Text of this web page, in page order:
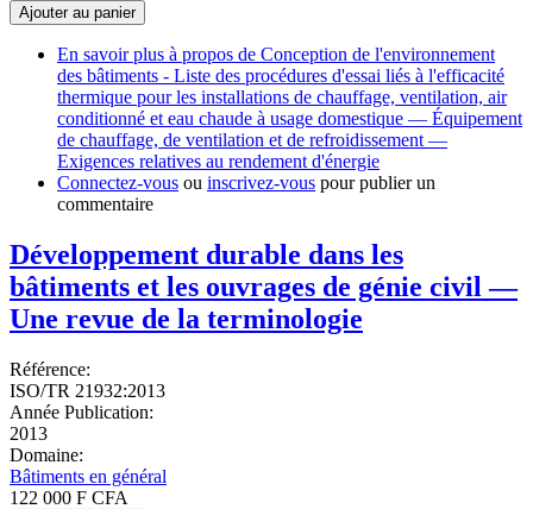
Ajouter au panier
En savoir plus à propos de Conception de l'environnement
des bâtiments - Liste des procédures d'essai liés à l'efficacité
thermique pour les installations de chauffage, ventilation, air
conditionné et eau chaude à usage domestique — Équipement
de chauffage, de ventilation et de refroidissement —
Exigences relatives au rendement d'énergie
Connectez-vous ou inscrivez-vous pour publier un
commentaire
Développement durable dans les
bâtiments et les ouvrages de génie civil —
Une revue de la terminologie
Référence:
ISO/TR 21932:2013
Année Publication:
2013
Domaine:
Bâtiments en général
122 000 F CFA